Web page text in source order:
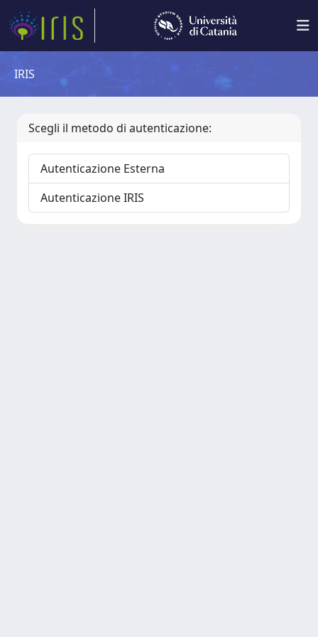
IRIS
Scegli il metodo di autenticazione:
Autenticazione Esterna
Autenticazione IRIS